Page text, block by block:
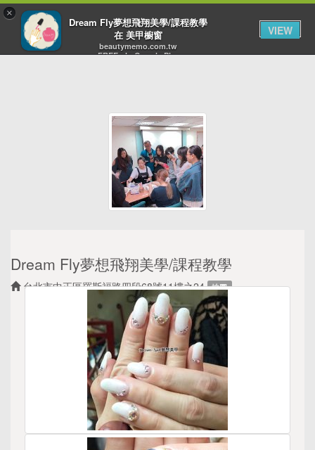
Dream Fly夢想飛翔美學/課程教學
台北市中正區羅斯福路四段68號11樓之24 地圖
×
Dream Fly夢想飛翔美學/課程教學
在 美甲櫥窗
beautymemo.com.tw
FREE - In Google Play
VIEW